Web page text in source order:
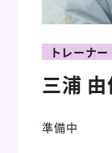
トレーナー
三浦
準備中